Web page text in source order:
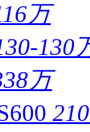
万
130
万